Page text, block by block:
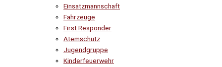
Einsatzmannschaft
Fahrzeuge
First Responder
Atemschutz
Jugendgruppe
Kinderfeuerwehr